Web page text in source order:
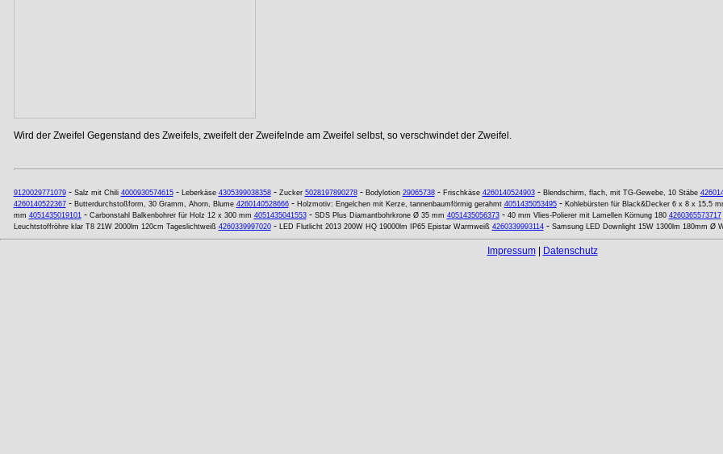
Wird der Zweifel Gegenstand des Zweifels, zweifelt der Zweifelnde am Zweifel selbst, so verschwindet der Zweifel.
9120029771079- Salz mit Chili 4000930574615- Leberkäse 4305399038358- Zucker 5028197890278- Bodylotion 29065738- Frischkäse 4260140524903- Blendschirm, flach, mit TG-Gewebe, 10 Stäbe
4260140522367- Butterdurchstoßform, 30 Gramm, Ahorn, Blume 4260140528666- Holzmotiv: Engelchen mit Kerze, tannenbaumförmig gerahmt 4051435053495- Kohlebürsten für Black&Decker 6 x 8 x 15,5
mm 4051435019101- Carbonstahl Balkenbohrer für Holz 12 x 300 mm 4051435041553- SDS Plus Diamantbohrkrone Ø 35 mm 4051435056373- 40 mm Vlies-Polierer mit Lamellen Körnung 180 4260365573717
Leuchtstoffröhre klar T8 21W 2000lm 120cm Tageslichtweiß 4260339997020- LED Flutlicht 2013 200W HQ 19000lm IP65 Epistar Warmweiß 4260339993114- Samsung LED Downlight 15W 1300lm 180mm Ø
Impressum| Datenschutz